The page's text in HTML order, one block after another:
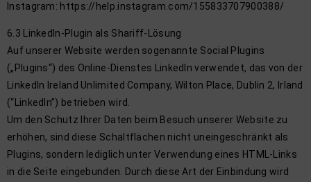
Instagram: https://help.instagram.com/155833707900388/
6.3 LinkedIn-Plugin als Shariff-Lösung
Auf unserer Website werden sogenannte Social Plugins
(„Plugins“) des Online-Dienstes LinkedIn verwendet, das von der
LinkedIn Ireland Unlimited Company, Wilton Place, Dublin 2, Irland
(“LinkedIn”) betrieben wird.
Um den Schutz Ihrer Daten beim Besuch unserer Website zu
erhöhen, sind diese Schaltflächen nicht uneingeschränkt als
Plugins, sondern lediglich unter Verwendung eines HTML-Links
in die Seite eingebunden. Durch diese Art der Einbindung wird